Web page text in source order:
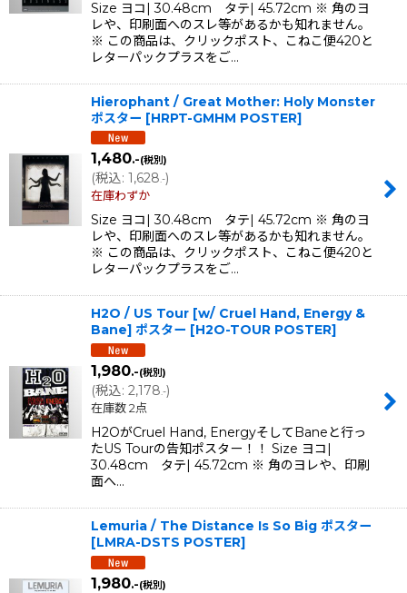
Size ヨコ| 30.48cm タテ| 45.72cm ※ 角のヨ
レや、印刷面へのスレ等があるかも知れません。
※ この商品は、クリックポスト、こねこ便420と
レターパックプラスをご…
Hierophant / Great Mother: Holy Monster
ポスター [HRPT-GMHM POSTER]
1,480.-(税別)
(税込: 1,628.-)
在庫わずか
Size ヨコ| 30.48cm タテ| 45.72cm ※ 角のヨ
レや、印刷面へのスレ等があるかも知れません。
※ この商品は、クリックポスト、こねこ便420と
レターパックプラスをご…
H2O / US Tour [w/ Cruel Hand, Energy &
Bane] ポスター [H2O-TOUR POSTER]
1,980.-(税別)
(税込: 2,178.-)
在庫数 2点
H2OがCruel Hand, EnergyそしてBaneと行っ
たUS Tourの告知ポスター！！ Size ヨコ|
30.48cm タテ| 45.72cm ※ 角のヨレや、印刷
面へ…
Lemuria / The Distance Is So Big ポスター
[LMRA-DSTS POSTER]
1,980.-(税別)